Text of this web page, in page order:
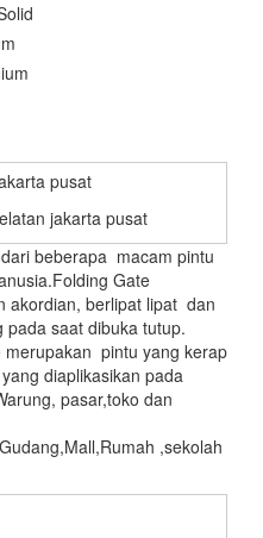
jakarta pusat
beberapa macam pintu
Gate
akordian, berlipat lipat dan
saat dibuka tutup.
merupakan pintu yang kerap
diaplikasikan pada
pasar,toko dan
,sekolah